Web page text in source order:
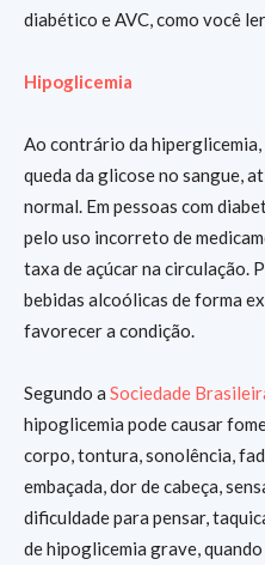
diabético e AVC, como você
Hipoglicemia
Ao contrário da hiperglicemia,
queda da glicose no sangue,
normal. Em pessoas com
pelo uso incorreto de
taxa de açúcar na circulação.
bebidas alcoólicas de forma
favorecer a condição.
Segundo a Sociedade
hipoglicemia pode causar
corpo, tontura, sonolência,
embaçada, dor de cabeça,
dificuldade para pensar,
de hipoglicemia grave,